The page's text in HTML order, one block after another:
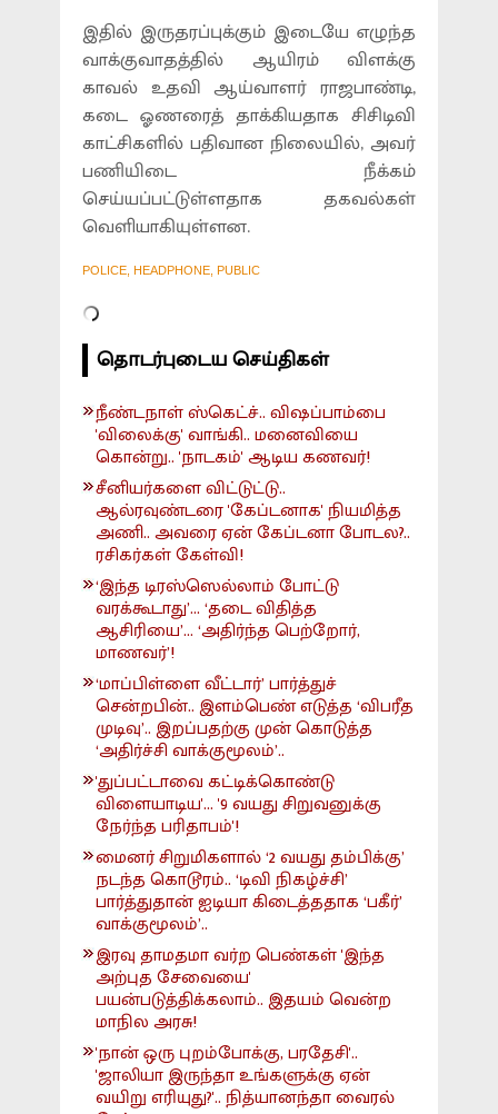
இதில் இருதரப்புக்கும் இடையே எழுந்த
வாக்குவாதத்தில் ஆயிரம் விளக்கு
காவல் உதவி ஆய்வாளர் ராஜபாண்டி,
கடை ஓணரைத் தாக்கியதாக சிசிடிவி
காட்சிகளில் பதிவான நிலையில், அவர்
பணியிடை நீக்கம்
செய்யப்பட்டுள்ளதாக தகவல்கள்
வெளியாகியுள்ளன.
POLICE, HEADPHONE, PUBLIC
தொடர்புடைய செய்திகள்
நீண்டநாள் ஸ்கெட்ச்.. விஷப்பாம்பை
'விலைக்கு' வாங்கி.. மனைவியை
கொன்று.. 'நாடகம்' ஆடிய கணவர்!
சீனியர்களை விட்டுட்டு..
ஆல்ரவுண்டரை 'கேப்டனாக' நியமித்த
அணி.. அவரை ஏன் கேப்டனா போடல?..
ரசிகர்கள் கேள்வி!
‘இந்த டிரஸ்ஸெல்லாம் போட்டு
வரக்கூடாது’... ‘தடை விதித்த
ஆசிரியை’... ‘அதிர்ந்த பெற்றோர்,
மாணவர்’!
‘மாப்பிள்ளை வீட்டார்’ பார்த்துச்
சென்றபின்.. இளம்பெண் எடுத்த ‘விபரீத
முடிவு’.. இறப்பதற்கு முன் கொடுத்த
‘அதிர்ச்சி வாக்குமூலம்’..
'துப்பட்டாவை கட்டிக்கொண்டு
விளையாடிய'... '9 வயது சிறுவனுக்கு
நேர்ந்த பரிதாபம்'!
மைனர் சிறுமிகளால் ‘2 வயது தம்பிக்கு’
நடந்த கொடூரம்.. ‘டிவி நிகழ்ச்சி’
பார்த்துதான் ஐடியா கிடைத்ததாக ‘பகீர்’
வாக்குமூலம்’..
இரவு தாமதமா வர்ற பெண்கள் 'இந்த
அற்புத சேவையை'
பயன்படுத்திக்கலாம்.. இதயம் வென்ற
மாநில அரசு!
'நான் ஒரு புறம்போக்கு, பரதேசி'..
'ஜாலியா இருந்தா உங்களுக்கு ஏன்
வயிறு எரியுது?'.. நித்யானந்தா வைரல்